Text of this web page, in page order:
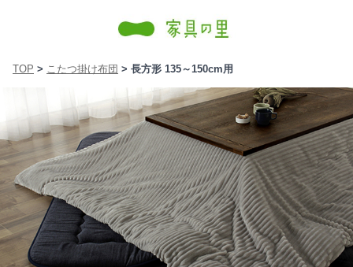
TOP > こたつ掛け布団 > 長方形 135～150cm用